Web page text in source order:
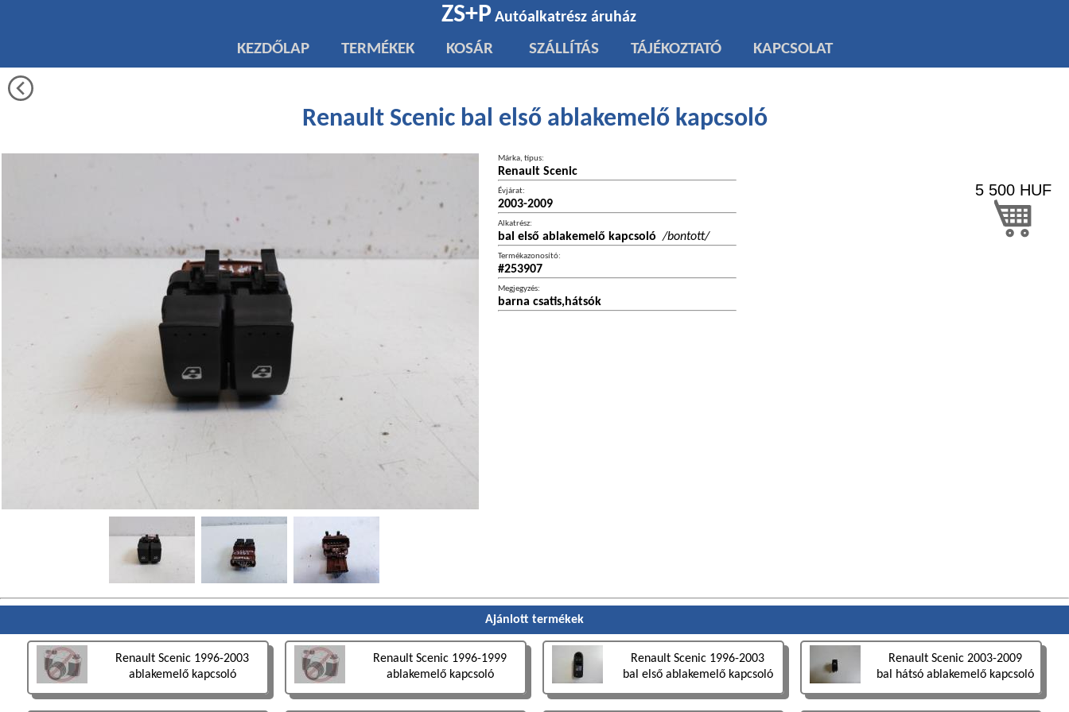
ZS+P Autóalkatrész áruház
KEZDŐLAP TERMÉKEK KOSÁR SZÁLLÍTÁS TÁJÉKOZTATÓ KAPCSOLAT
Renault Scenic bal első ablakemelő kapcsoló
Márka, típus:
Renault Scenic
Évjárat:
2003-2009
Alkatrész:
bal első ablakemelő kapcsoló/bontott/
Termékazonosító:
#253907
Megjegyzés:
barna csatis,hátsók
5 500 HUF
Ajánlott termékek
Renault Scenic 1996-2003
ablakemelő kapcsoló
Renault Scenic 1996-1999
ablakemelő kapcsoló
Renault Scenic 1996-2003
bal első ablakemelő kapcsoló
Renault Scenic 2003-2009
bal hátsó ablakemelő kapcsoló